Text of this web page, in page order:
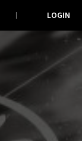
LOGIN